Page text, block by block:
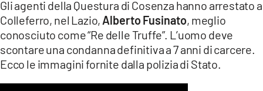
LACTV.IT
LACONAIR.IT
LACITYMAG.IT
Gli agenti della Questura di Cosenza hanno arrestato a
Colleferro, nel Lazio, Alberto Fusinato, meglio
conosciuto come “Re delle Truffe”. L’uomo deve
scontare una condanna definitiva a 7 anni di carcere.
Ecco le immagini fornite dalla polizia di Stato.